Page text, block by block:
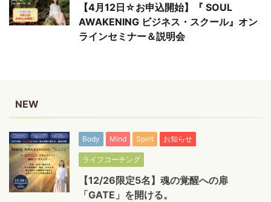
【4月12日☆お申込開始】『 SOUL
AWAKENING ビジネス・スクール』オン
ラインセミナー＆説明会
NEW
Body Mind Spirit お知らせ
ライフコーチング
【12/26限定5名】魂の覚醒への扉
「GATE」を開ける。